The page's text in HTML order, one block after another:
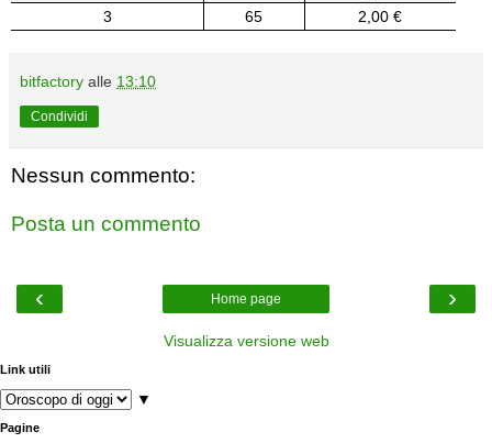
3
65 2,00 €
bitfactory alle 13:10
Condividi
Nessun commento:
Posta un commento
‹ ›
Home page
Visualizza versione web
Link utili
▼
Pagine